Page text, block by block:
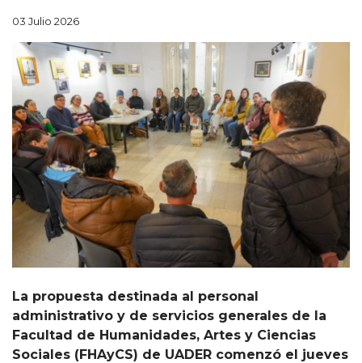
03 Julio 2026
La propuesta destinada al personal
administrativo y de servicios generales de la
Facultad de Humanidades, Artes y Ciencias
Sociales (FHAyCS) de UADER comenzó el jueves